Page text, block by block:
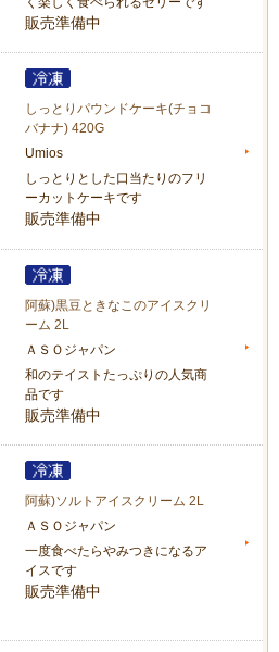
販売準備中
しっとりパウンドケーキ(チョコ
バナナ) 420G
Umios
しっとりとした口当たりのフリ
ーカットケーキです
販売準備中
阿蘇)黒豆ときなこのアイスクリ
ーム 2L
ＡＳＯジャパン
和のテイストたっぷりの人気商
品です
販売準備中
阿蘇)ソルトアイスクリーム 2L
ＡＳＯジャパン
一度食べたらやみつきになるア
イスです
販売準備中